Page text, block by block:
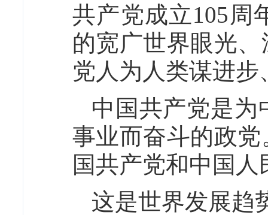
共产党成立105周
的宽广世界眼光
党人为人类谋进
中国共产党是为
事业而奋斗的政
国共产党和中国
这是世界发展